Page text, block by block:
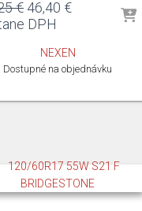
€ Pôvodná
cena
92,25 €.
46,40 €Aktuálna
46,40 €.
DPH
NEXEN
Dostupné na objednávku